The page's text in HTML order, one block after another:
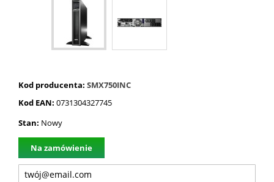
Kod producenta: SMX750INC
Kod EAN: 0731304327745
Stan: Nowy
Na zamówienie